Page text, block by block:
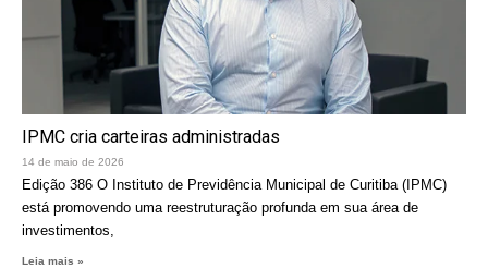
IPMC cria carteiras administradas
14 de maio de 2026
Edição 386 O Instituto de Previdência Municipal de Curitiba (IPMC)
está promovendo uma reestruturação profunda em sua área de
investimentos,
Leia mais »